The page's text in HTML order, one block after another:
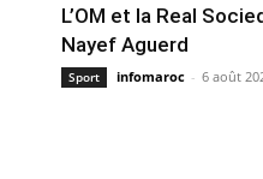
L’OM et la Real
Nayef Aguerd
Sport infomaroc - 6 août